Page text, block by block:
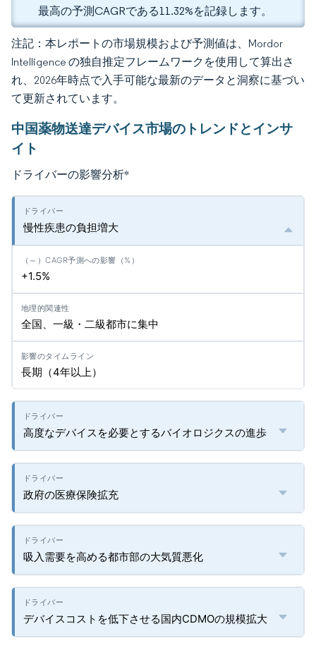
最高の予測CAGRである11.32%を記録します。
注記：本レポートの市場規模および予測値は、Mordor
Intelligence の独自推定フレームワークを使用して算出さ
れ、2026年時点で入手可能な最新のデータと洞察に基づい
て更新されています。
中国薬物送達デバイス市場のトレンドとインサ
イト
ドライバーの影響分析*
慢性疾患の負担増大
+1.5%
全国、一級・二級都市に集中
長期（4年以上）
高度なデバイスを必要とするバイオロジクスの進歩
政府の医療保険拡充
吸入需要を高める都市部の大気質悪化
デバイスコストを低下させる国内CDMOの規模拡大